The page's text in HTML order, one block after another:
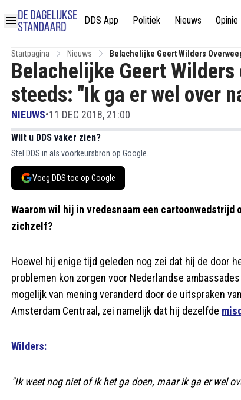
DDS App Politiek Nieuws Opinie
Startpagina Nieuws Belachelijke Geert Wilders
Belachelijke Geert
steeds: "Ik ga er wel over
NIEUWS•11 DEC 2018, 21:00
Wilt u DDS vaker zien?
Stel DDS in als voorkeursbron op Google.
Voeg DDS toe op Google
Waarom wil hij in vredesnaam een
zichzelf?
Hoewel hij enige tijd geleden nog zei dat hij de door
problemen kon zorgen voor Nederlandse
mogelijk van mening veranderd door de uitspraken
Amsterdam Centraal, zei namelijk dat hij dezelfde
Wilders:
"Ik weet nog niet of ik het ga doen, maar ik ga er wel